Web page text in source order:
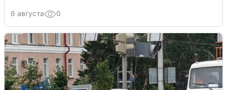
6 августа 0